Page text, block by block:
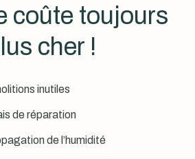
coûte toujours
cher !
inutiles
de réparation
de l’humidité